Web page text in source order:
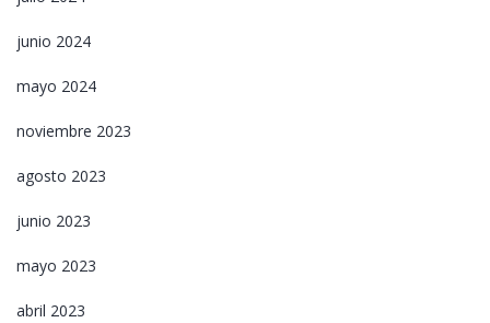
junio 2024
mayo 2024
noviembre 2023
agosto 2023
junio 2023
mayo 2023
abril 2023